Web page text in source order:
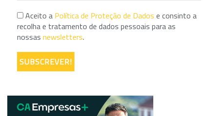
Aceito a Política de Proteção de Dados e consinto a
recolha e tratamento de dados pessoais para as
nossas newsletters.